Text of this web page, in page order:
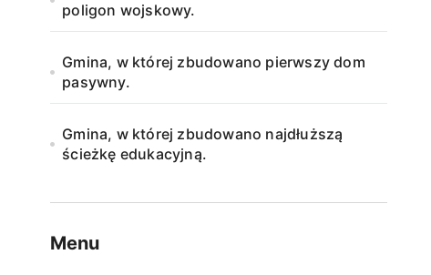
poligon wojskowy.
Gmina, w której zbudowano pierwszy dom
pasywny.
Gmina, w której zbudowano najdłuższą
ścieżkę edukacyjną.
Menu